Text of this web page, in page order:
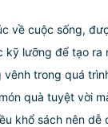
về cuộc sống,
lưỡng để tạo
trong quá
quà tuyệt vời
khổ sách nên dễ